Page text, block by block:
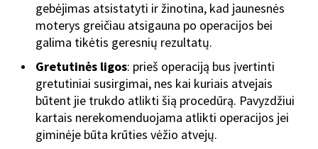
gebėjimas atsistatyti ir žinotina, kad jaunesnės
moterys greičiau atsigauna po operacijos bei
galima tikėtis geresnių rezultatų.
Gretutinės ligos: prieš operaciją bus įvertinti
gretutiniai susirgimai, nes kai kuriais atvejais
būtent jie trukdo atlikti šią procedūrą. Pavyzdžiui
kartais nerekomenduojama atlikti operacijos jei
giminėje būta krūties vėžio atvejų.